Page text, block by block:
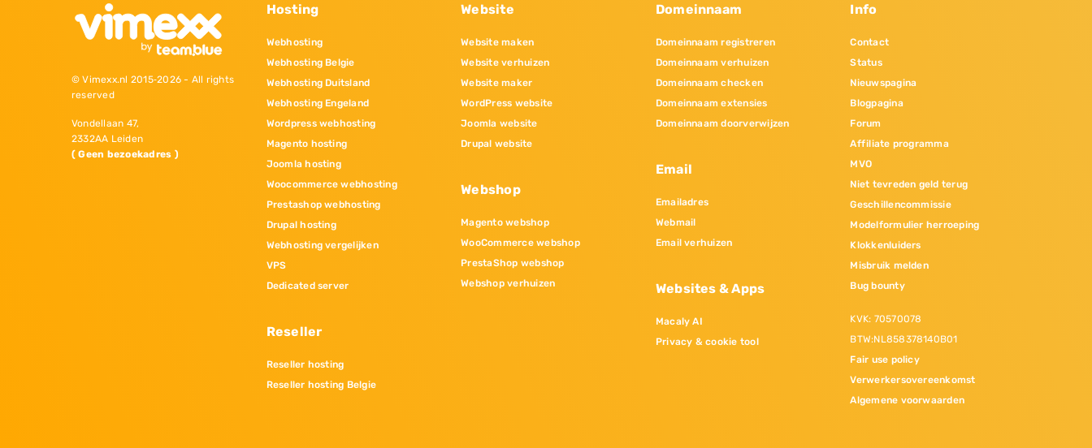
© Vimexx.nl 2015‐2026 - All rights
reserved
Vondellaan 47,
2332AA Leiden
( Geen bezoekadres )
Hosting
Webhosting
Webhosting Belgie
Webhosting Duitsland
Webhosting Engeland
Wordpress webhosting
Magento hosting
Joomla hosting
Woocommerce webhosting
Prestashop webhosting
Drupal hosting
Webhosting vergelijken
VPS
Dedicated server
Reseller
Reseller hosting
Reseller hosting Belgie
Website
Website maken
Website verhuizen
Website maker
WordPress website
Joomla website
Drupal website
Webshop
Magento webshop
WooCommerce webshop
PrestaShop webshop
Webshop verhuizen
Domeinnaam
Domeinnaam registreren
Domeinnaam verhuizen
Domeinnaam checken
Domeinnaam extensies
Domeinnaam doorverwijzen
Email
Emailadres
Webmail
Email verhuizen
Websites & Apps
Macaly AI
Privacy & cookie tool
Info
Contact
Status
Nieuwspagina
Blogpagina
Forum
Affiliate programma
MVO
Niet tevreden geld terug
Geschillencommissie
Modelformulier herroeping
Klokkenluiders
Misbruik melden
Bug bounty
KVK: 70570078
BTW:NL858378140B01
Fair use policy
Verwerkersovereenkomst
Algemene voorwaarden